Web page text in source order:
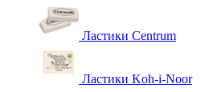
Ластики Centrum
Ластики Koh-i-Noor